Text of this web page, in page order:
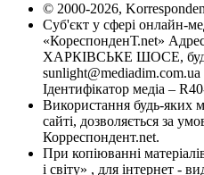
© 2000-2026,
Суб'єкт у сфері онлайн-
«КореспонденТ.net»
ХАРКІВСЬКЕ ШОСЕ,
sunlight@mediadim.com.ua
Ідентифікатор медіа –
Використання будь-яких
сайті, дозволяється за
Корреспондент.net.
При копіюванні
і світу» , для інтернет -